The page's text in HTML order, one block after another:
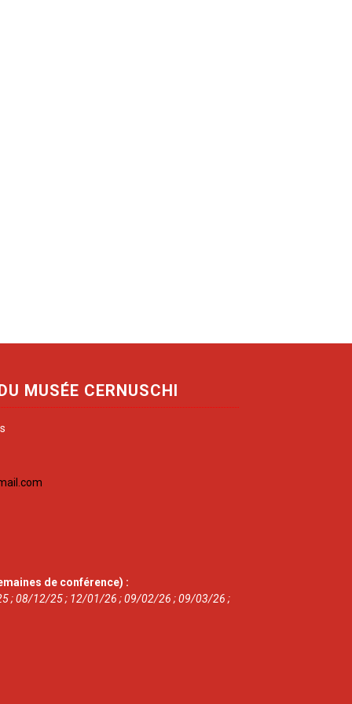
MUSÉE CERNUSCHI
de conférence) :
; 08/12/25 ; 12/01/26 ; 09/02/26 ; 09/03/26 ;